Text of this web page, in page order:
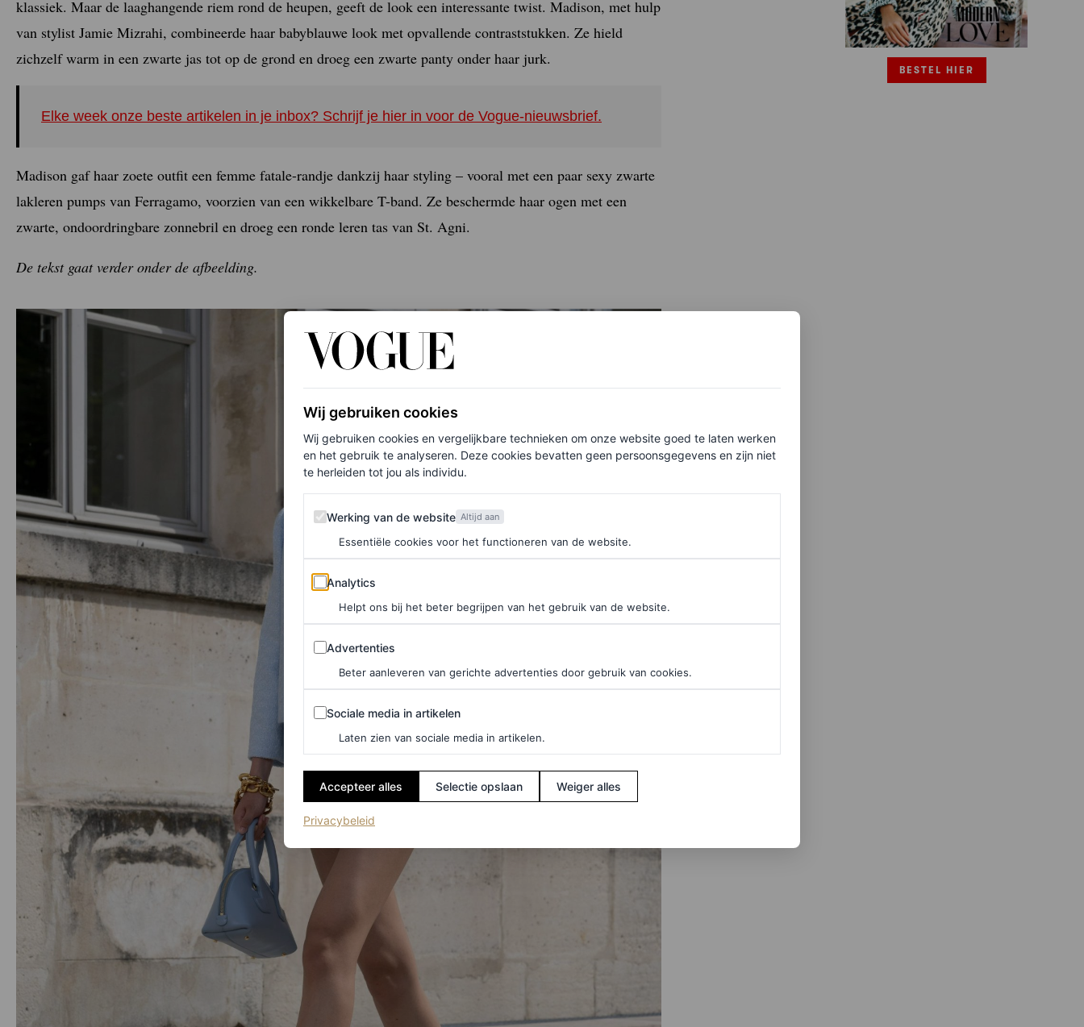
klassiek. Maar de laaghangende riem rond de heupen, geeft de look een interessante twist. Madison, met hulp
van stylist Jamie Mizrahi, combineerde haar babyblauwe look met opvallende contraststukken. Ze hield
zichzelf warm in een zwarte jas tot op de grond en droeg een zwarte panty onder haar jurk.
Elke week onze beste artikelen in je inbox? Schrijf je hier in voor de Vogue-nieuwsbrief.
Madison gaf haar zoete outfit een femme fatale-randje dankzij haar styling – vooral met een paar sexy zwarte
lakleren pumps van Ferragamo, voorzien van een wikkelbare T-band. Ze beschermde haar ogen met een
zwarte, ondoordringbare zonnebril en droeg een ronde leren tas van St. Agni.
De tekst gaat verder onder de afbeelding.
BESTEL HIER
Wij gebruiken cookies
Wij gebruiken cookies en vergelijkbare technieken om onze website goed te laten werken
en het gebruik te analyseren. Deze cookies bevatten geen persoonsgegevens en zijn niet
te herleiden tot jou als individu.
Werking van de website
Werking van de website Altijd aan
Essentiële cookies voor het functioneren van de website.
Analytics
Analytics
Helpt ons bij het beter begrijpen van het gebruik van de website.
Advertenties
Advertenties
Beter aanleveren van gerichte advertenties door gebruik van cookies.
Sociale media in artikelen
Sociale media in artikelen
Laten zien van sociale media in artikelen.
Accepteer alles Selectie opslaan Weiger alles
Privacybeleid